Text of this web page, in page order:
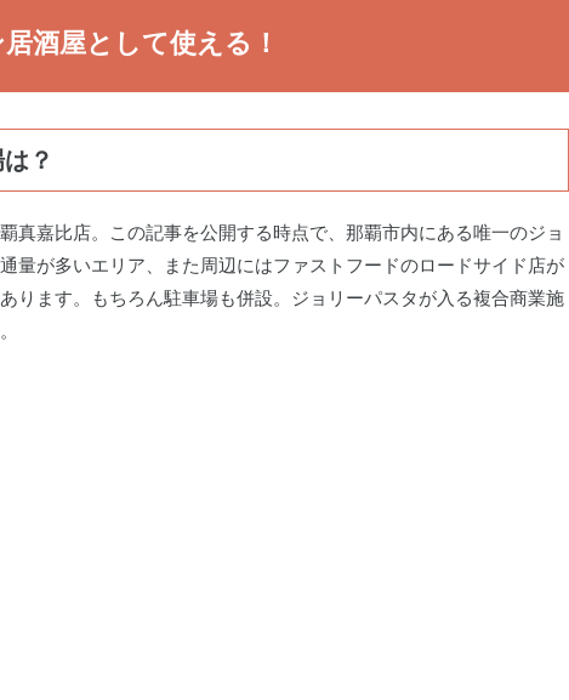
酒屋として使える！
？
真嘉比店。この記事を公開する時点で、那覇市内にある唯一のジョ
量が多いエリア、また周辺にはファストフードのロードサイド店が
ります。もちろん駐車場も併設。ジョリーパスタが入る複合商業施